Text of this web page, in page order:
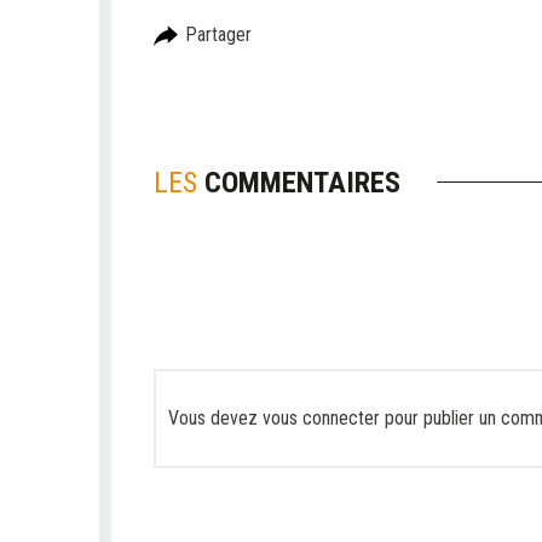
Partager
LES COMMENTAIRES
Vous devez vous connecter pour publier un